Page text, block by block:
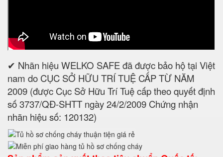
✔ Nhãn hiệu WELKO SAFE đã được bảo hộ tại Việt
nam do CỤC SỞ HỮU TRÍ TUỆ CẤP TỪ NĂM
2009 (được Cục Sở Hữu Trí Tuệ cấp theo quyết định
số 3737/QĐ-SHTT ngày 24/2/2009 Chứng nhận
nhãn hiệu số: 120132)